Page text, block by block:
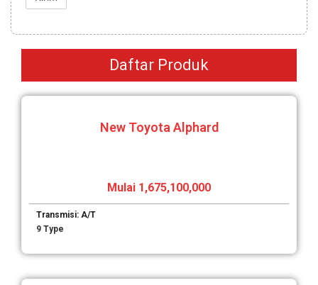
Daftar Produk
New Toyota Alphard
Mulai 1,675,100,000
Transmisi: A/T
9 Type